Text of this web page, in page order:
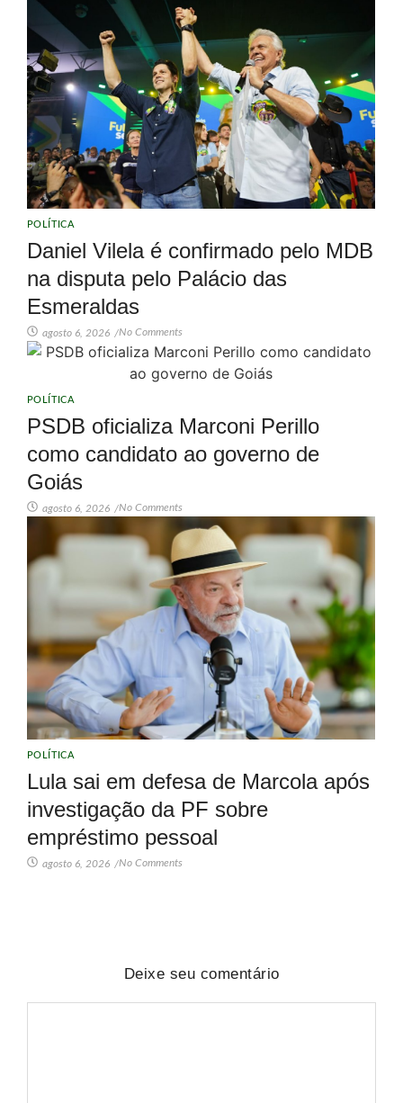
POLÍTICA
Daniel Vilela é confirmado pelo MDB
na disputa pelo Palácio das
Esmeraldas
agosto 6, 2026 /No Comments
POLÍTICA
PSDB oficializa Marconi Perillo
como candidato ao governo de
Goiás
agosto 6, 2026 /No Comments
POLÍTICA
Lula sai em defesa de Marcola após
investigação da PF sobre
empréstimo pessoal
agosto 6, 2026 /No Comments
Deixe seu comentário